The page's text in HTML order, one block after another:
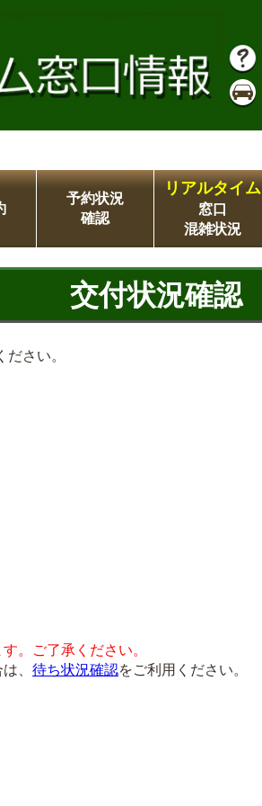
予約状況
確認
リアルタイム
窓口
混雑状況
交付状況確認
さい。
。ご了承ください。
、 待ち状況確認をご利用ください。